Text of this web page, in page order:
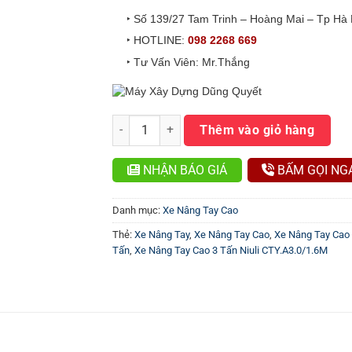
‣ Số 139/27 Tam Trinh – Hoàng Mai – Tp Hà
‣ HOTLINE:098 2268 669
‣ Tư Vấn Viên: Mr.Thắng
Xe Nâng Tay Cao 3 Tấn Niuli CTY.A3.0/1.6M số
Thêm vào giỏ hàng
NHẬN BÁO GIÁ BẤM GỌI
Danh mục:Xe Nâng Tay Cao
Thẻ:Xe Nâng Tay,Xe Nâng Tay Cao,Xe Nâng Tay Cao
Tấn,Xe Nâng Tay Cao 3 Tấn Niuli CTY.A3.0/1.6M